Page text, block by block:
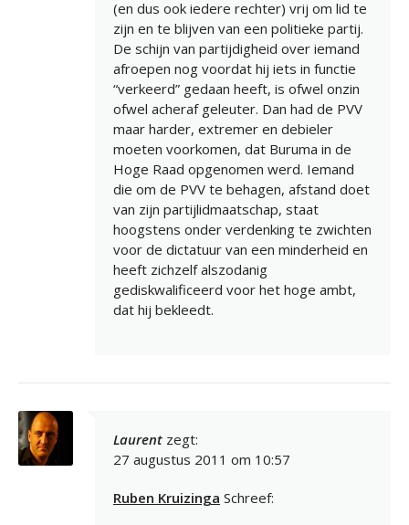
(en dus ook iedere rechter) vrij om lid te
zijn en te blijven van een politieke partij.
De schijn van partijdigheid over iemand
afroepen nog voordat hij iets in functie
“verkeerd” gedaan heeft, is ofwel onzin
ofwel acheraf geleuter. Dan had de PVV
maar harder, extremer en debieler
moeten voorkomen, dat Buruma in de
Hoge Raad opgenomen werd. Iemand
die om de PVV te behagen, afstand doet
van zijn partijlidmaatschap, staat
hoogstens onder verdenking te zwichten
voor de dictatuur van een minderheid en
heeft zichzelf alszodanig
gediskwalificeerd voor het hoge ambt,
dat hij bekleedt.
Laurent zegt:
27 augustus 2011 om 10:57
Ruben Kruizinga Schreef: